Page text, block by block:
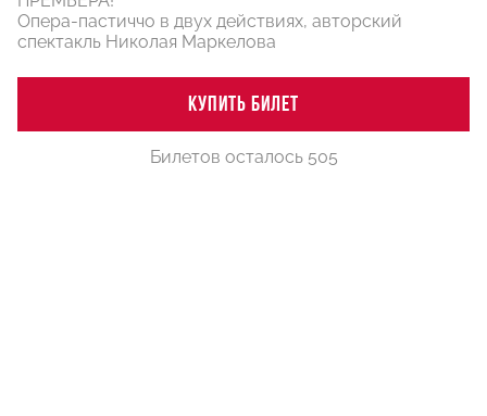
Опера-пастиччо в двух действиях, авторский
спектакль Николая Маркелова
КУПИТЬ БИЛЕТ
Билетов осталось 505